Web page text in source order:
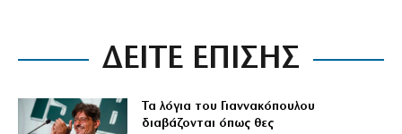
ΔΕΙΤΕ ΕΠΙΣΗΣ
Τα λόγια του Γιαννακόπουλου
διαβάζονται όπως θες